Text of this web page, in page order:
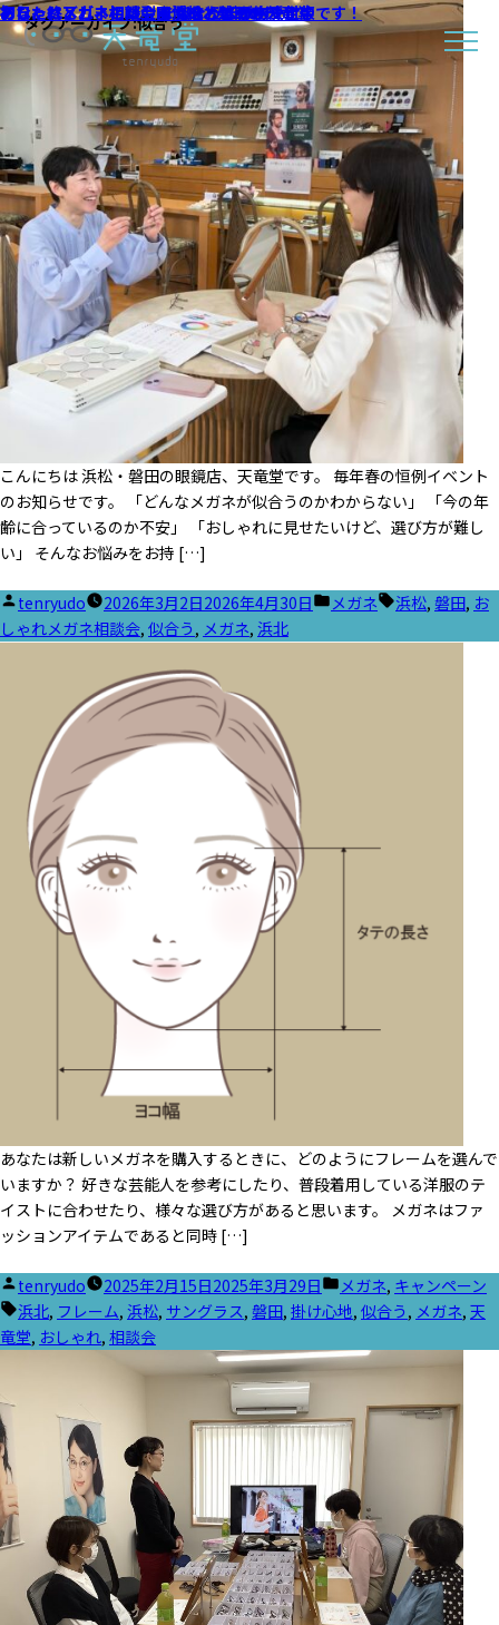
タグアーカイブ:似合う
おしゃれメガネ相談会開催のお知らせ
こんにちは 浜松・磐田の眼鏡店、天竜堂です。 毎年春の恒例イベント
のお知らせです。 「どんなメガネが似合うのかわからない」 「今の年
齢に合っているのか不安」 「おしゃれに見せたいけど、選び方が難し
い」 そんなお悩みをお持 […]
投
稿
tenryudo 2026年3月2日2026年4月30日
カ
メガネ
タ
浜松, 磐田, お
しゃれメガネ相談会, 似合う , メガネ, 浜北
あなたはどれ！？顔型別 似合うメガネ決定版
あなたは新しいメガネを購入するときに、どのようにフレームを選んで
いますか？ 好きな芸能人を参考にしたり、普段着用している洋服のテ
イストに合わせたり、様々な選び方があると思います。 メガネはファ
ッションアイテムであると同時 […]
投
稿
者:
tenryudo 2025年2月15日2025年3月29日
カ
テ
リ
メガネ, キャンペーン
タ
グ:
浜北, フレーム, 浜松, サングラス, 磐田, 掛け心地, 似合う , メガネ, 天
竜堂, おしゃれ, 相談会
初日、終了しました。｜浜松・磐田の天竜堂
おしゃれメガネ相談会 まだまだご予約受付中です！
おしゃれメガネ相談会まであと9日です